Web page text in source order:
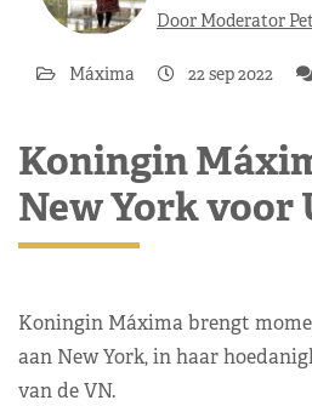
Door Moderator
Máxima 22 sep 2022
Koningin
New York voor
Koningin Máxima brengt
aan New York, in haar
van de VN.